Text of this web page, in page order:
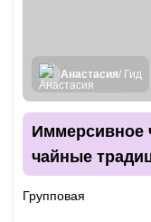
Анастасия/ Гид
Иммерсивное
чайные
Групповая